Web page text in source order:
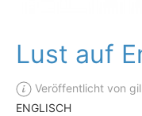
Lust auf
Veröffentlicht von
ENGLISCH